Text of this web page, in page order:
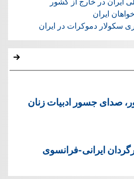
ایران
سکولار دموکرات در ایران
صدای جسور ادبیات زنان
ایرانی-فرانسوی